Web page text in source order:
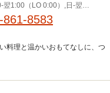
翌1:00（LO 0:00）,日-翌0:
）
861-8583
料理と温かいおもてなしに、つ